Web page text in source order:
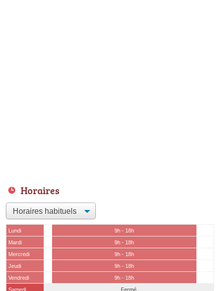
Horaires
Lundi
9h - 18h
Mardi
9h - 18h
Mercredi
9h - 18h
Jeudi
9h - 18h
Vendredi
9h - 18h
Samedi
Fermé